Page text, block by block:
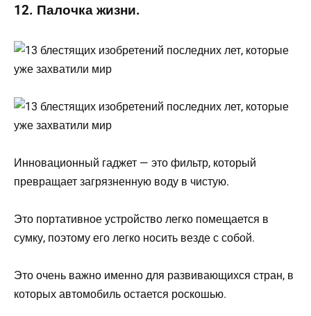
12. Палочка жизни.
Инновационный гаджет — это фильтр, который
превращает загрязненную воду в чистую.
Это портативное устройство легко помещается в
сумку, поэтому его легко носить везде с собой.
Это очень важно именно для развивающихся стран, в
которых автомобиль остается роскошью.